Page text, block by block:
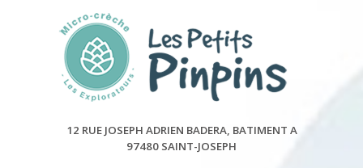
12 RUE JOSEPH ADRIEN BADERA, BATIMENT A
97480 SAINT-JOSEPH